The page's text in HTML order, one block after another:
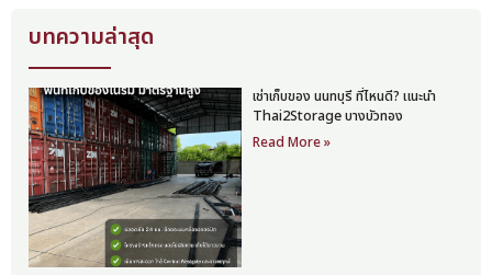
บทความล่าสุด
เช่าเก็บของ นนทบุรี ที่ไหนดี? แนะนำ
Thai2Storage บางบัวทอง
Read More »